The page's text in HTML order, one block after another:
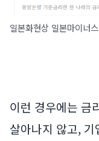
일본화현상 일본마이너
이런 경우에는 금
살아나지 않고,